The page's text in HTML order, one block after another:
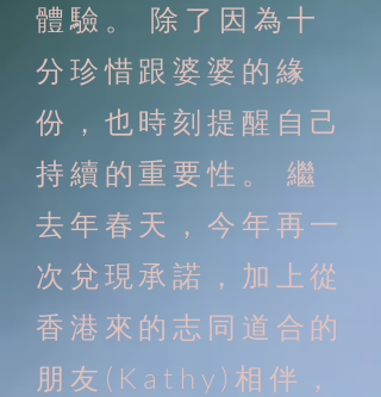
體驗。 除了因為十
分珍惜跟婆婆的緣
份，也時刻提醒自己
持續的重要性。 繼
去年春天，今年再一
次兌現承諾，加上從
香港來的志同道合的
朋友(Kathy)相伴，